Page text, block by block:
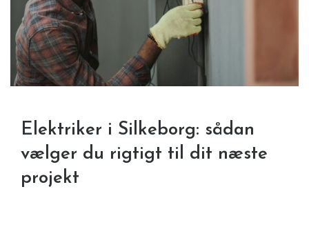
Elektriker i Silkeborg: sådan
vælger du rigtigt til dit næste
projekt